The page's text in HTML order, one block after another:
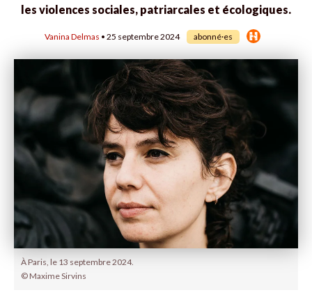
les violences sociales, patriarcales et écologiques.
Vanina Delmas • 25 septembre 2024 abonné·es
À Paris, le 13 septembre 2024.
© Maxime Sirvins